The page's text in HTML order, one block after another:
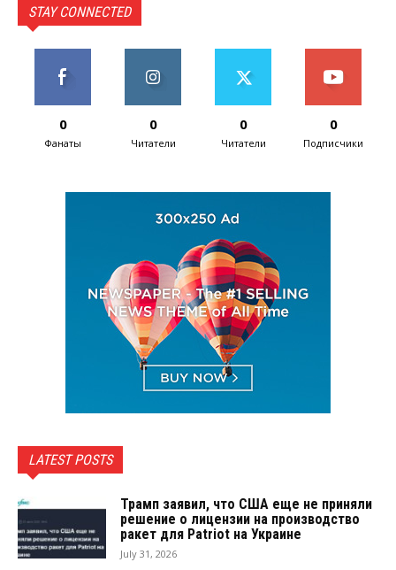
STAY CONNECTED
0
Фанаты
0
Читатели
0
Читатели
0
Подписчики
LATEST POSTS
Трамп заявил, что США еще не приняли
решение о лицензии на производство
ракет для Patriot на Украине
July 31, 2026